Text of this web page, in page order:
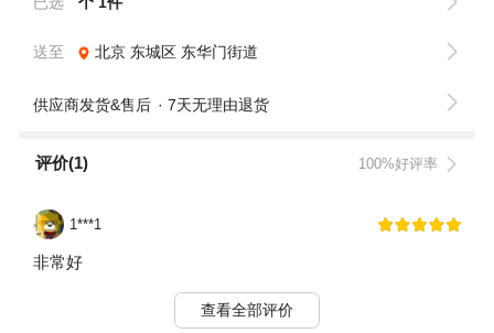
送至 北京 东城区 东华门街道
供应商发货&售后 7天无理由退货
评价(1) 100%好评率
1***1
非常好
查看全部评价